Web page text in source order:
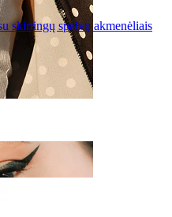
skirtingų spalvų akmenėliais